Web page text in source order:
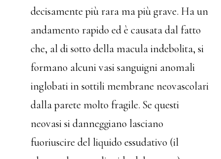
decisamente più rara ma più grave. Ha un
andamento rapido ed è causata dal fatto
che, al di sotto della macula indebolita, si
formano alcuni vasi sanguigni anomali
inglobati in sottili membrane neovascolari
dalla parete molto fragile. Se questi
neovasi si danneggiano lasciano
fuoriuscire del liquido essudativo (il